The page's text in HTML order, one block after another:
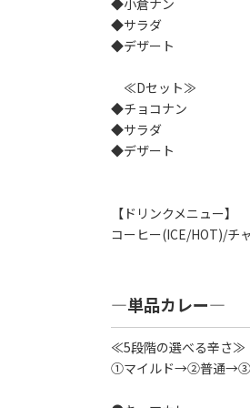
◆小倉ナン
◆サラダ
◆デザート
≪Dセット≫
◆チョコナン
◆サラダ
◆デザート
【ドリンクメニュー】
コーヒー(ICE/HOT)/チ
―単品カレー―
≪5段階の選べる辛さ≫
①マイルド→②普通